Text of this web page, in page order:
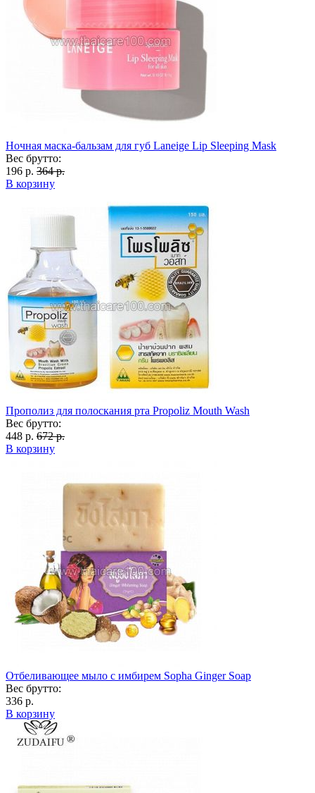
Ночная маска-бальзам для губ Laneige Lip Sleeping Mask
Вес брутто:
196 р. 364 р.
В корзину
Прополиз для полоскания рта Propoliz Mouth Wash
Вес брутто:
448 р. 672 р.
В корзину
Отбеливающее мыло с имбирем Sopha Ginger Soap
Вес брутто:
336 р.
В корзину